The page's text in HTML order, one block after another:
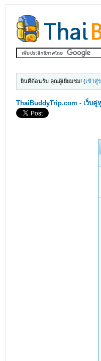
ยินดีต้อนรับ คุณผู้เยี่ยมชม! (เข้าสู่
ThaiBuddyTrip.com - เว็บคู่